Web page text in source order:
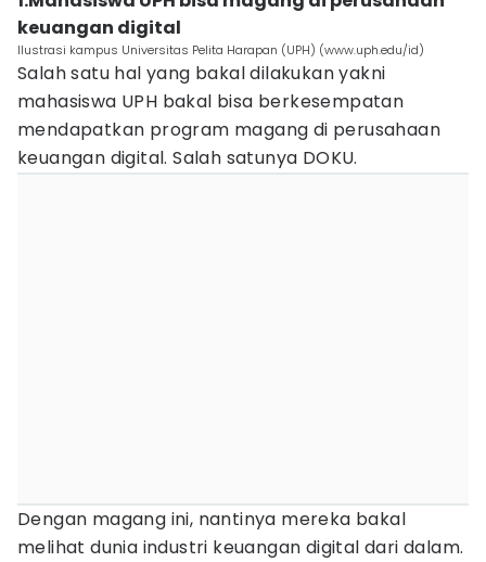
keuangan digital
Ilustrasi kampus Universitas Pelita Harapan (UPH) (www.uph.edu/id)
Salah satu hal yang bakal dilakukan yakni
mahasiswa UPH bakal bisa berkesempatan
mendapatkan program magang di perusahaan
keuangan digital. Salah satunya DOKU.
Dengan magang ini, nantinya mereka bakal
melihat dunia industri keuangan digital dari dalam.